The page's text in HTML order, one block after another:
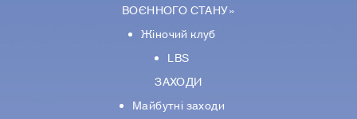
ВОЄННОГО СТАНУ»
Жіночий клуб
LBS
ЗАХОДИ
Майбутні заходи